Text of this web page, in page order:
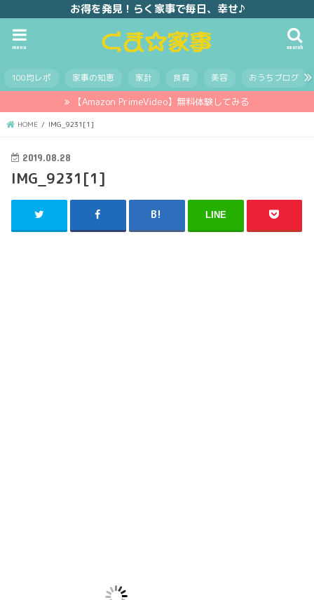
お得を発見！らく家事で毎日、幸せ♪
search
menu
100均レポ 家事の知恵 家計 食育 美容 おうちブログ
【Amazon PrimeVideo】無料体験してみる
HOME IMG_9231[1]
2019.08.28
IMG_9231[1]
LINE